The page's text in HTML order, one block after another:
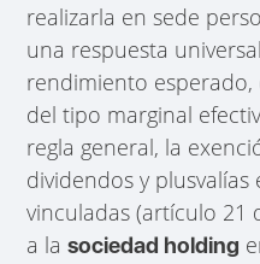
realizarla en sede
una respuesta
rendimiento
del tipo marginal
regla general, la
dividendos y
vinculadas (artículo 21
a lasociedad holding